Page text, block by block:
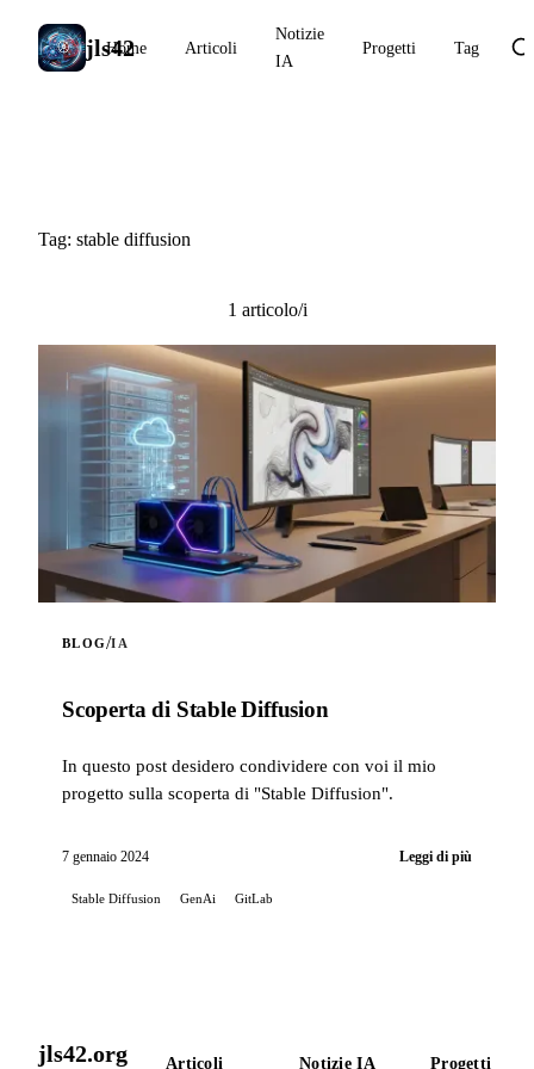
jls42
Home Articoli
Notizie
IA
Progetti Tag
Tag: stable diffusion
1 articolo/i
BLOG/IA
Scoperta di Stable Diffusion
In questo post desidero condividere con voi il mio
progetto sulla scoperta di "Stable Diffusion".
7 gennaio 2024 Leggi di più
Stable Diffusion GenAi GitLab
jls42.org Articoli Notizie IA Progetti